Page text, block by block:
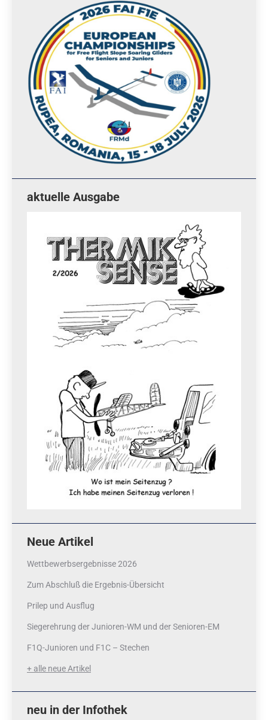
aktuelle Ausgabe
Neue Artikel
Wettbewerbsergebnisse 2026
Zum Abschluß die Ergebnis-Übersicht
Prilep und Ausflug
Siegerehrung der Junioren-WM und der Senioren-EM
F1Q-Junioren und F1C – Stechen
+ alle neue Artikel
neu in der Infothek